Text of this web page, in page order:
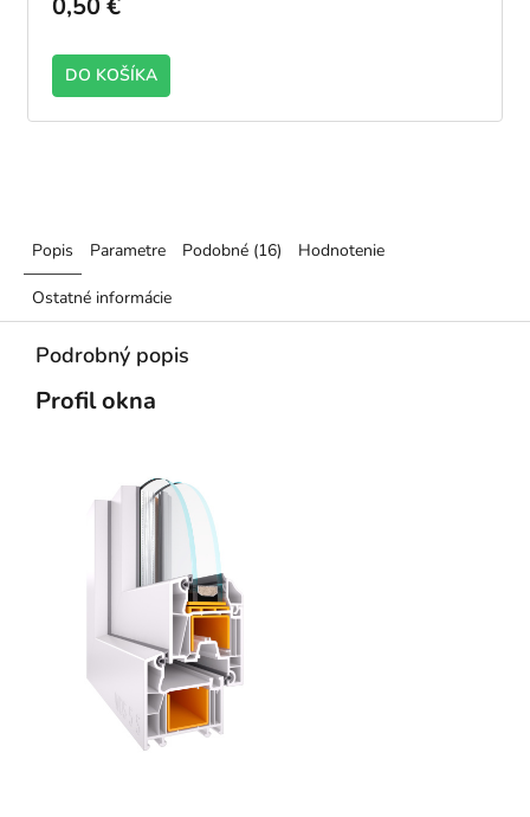
DO KOŠÍKA
Popis Parametre Podobné (16) Hodnotenie
Ostatné informácie
Podrobný popis
Profil okna